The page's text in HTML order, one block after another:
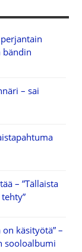
bändin
– sai
– ”Tällaista
käsityötä” –
sooloalbumi